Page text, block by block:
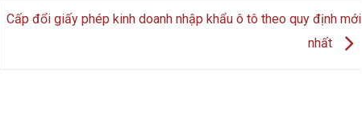
Cấp đổi giấy phép kinh doanh nhập khẩu ô tô theo quy định mới
nhất